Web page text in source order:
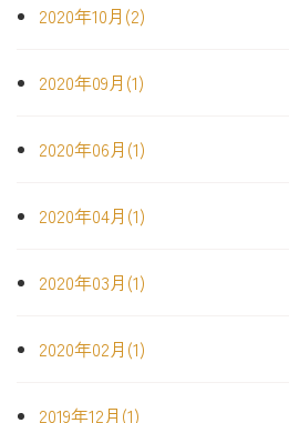
2020年10月(2)
2020年09月(1)
2020年06月(1)
2020年04月(1)
2020年03月(1)
2020年02月(1)
2019年12月(1)